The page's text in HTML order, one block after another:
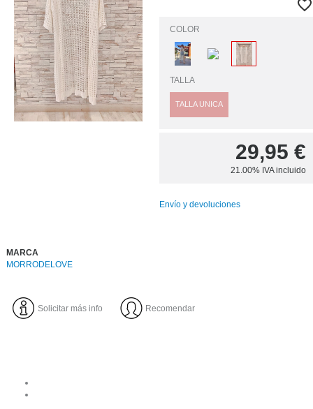
COLOR
TALLA
TALLA UNICA
29,95 €
21.00% IVA incluido
Envío y devoluciones
MARCA
MORRODELOVE
Solicitar más info Recomendar